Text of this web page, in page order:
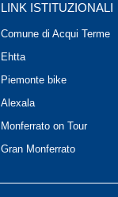
LINK ISTITUZIONALI
Comune di Acqui Terme
Ehtta
Piemonte bike
Alexala
Monferrato on Tour
Gran Monferrato